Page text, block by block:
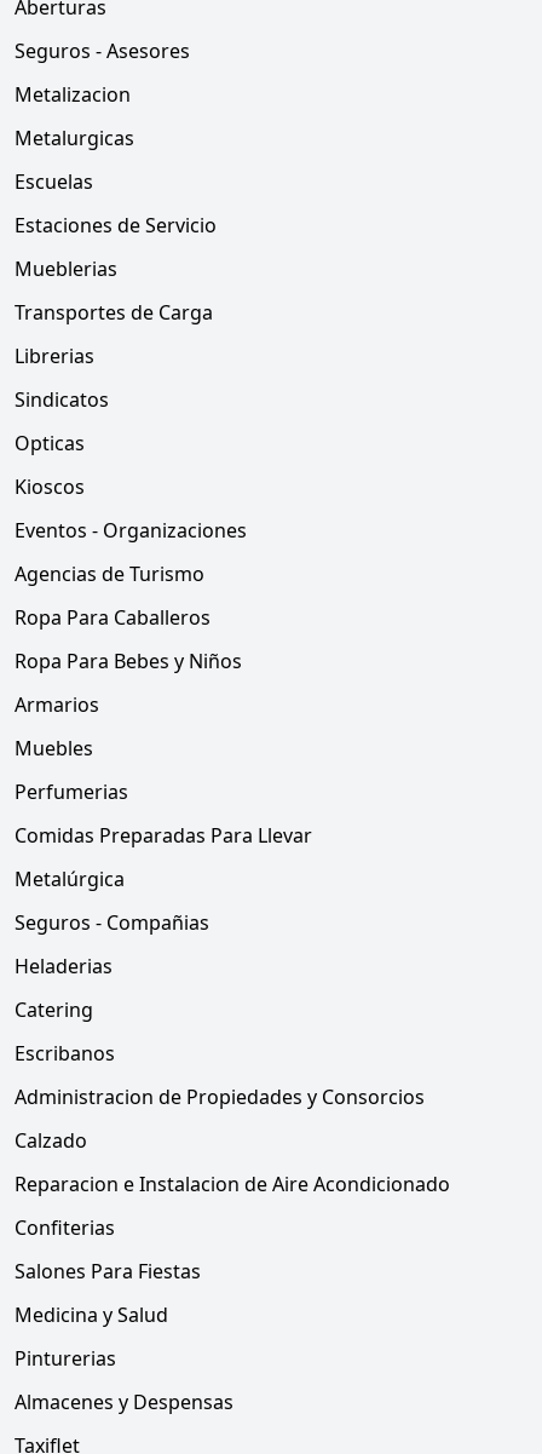
Aberturas
Seguros - Asesores
Metalizacion
Metalurgicas
Escuelas
Estaciones de Servicio
Mueblerias
Transportes de Carga
Librerias
Sindicatos
Opticas
Kioscos
Eventos - Organizaciones
Agencias de Turismo
Ropa Para Caballeros
Ropa Para Bebes y Niños
Armarios
Muebles
Perfumerias
Comidas Preparadas Para Llevar
Metalúrgica
Seguros - Compañias
Heladerias
Catering
Escribanos
Administracion de Propiedades y Consorcios
Calzado
Reparacion e Instalacion de Aire Acondicionado
Confiterias
Salones Para Fiestas
Medicina y Salud
Pinturerias
Almacenes y Despensas
Taxiflet